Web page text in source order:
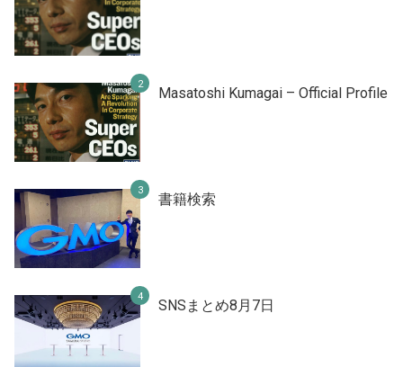
Masatoshi Kumagai – Official Profile
書籍検索
SNSまとめ8月7日